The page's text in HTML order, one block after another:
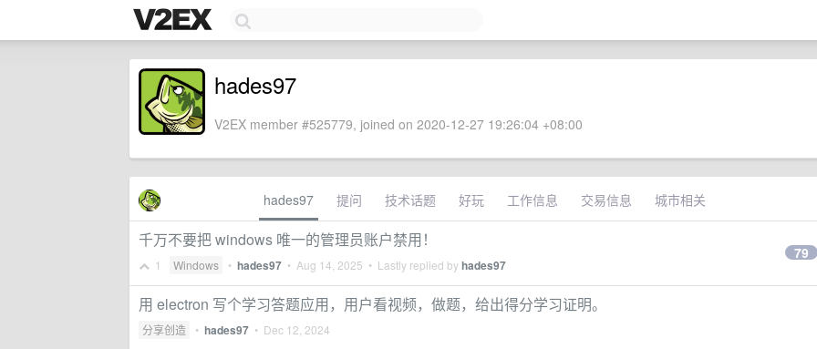
hades97
V2EX member #525779, joined on 2020-12-27 19:26:04 +08:00
hades97 提问 技术话题 好玩 工作信息 交易信息 城市相关
千万不要把 windows 唯一的管理员账户禁用！
1 Windows • hades97 • Aug 14, 2025 • Lastly replied byhades97
79
用 electron 写个学习答题应用，用户看视频，做题，给出得分学习证明。
分享创造 • hades97 • Dec 12, 2024